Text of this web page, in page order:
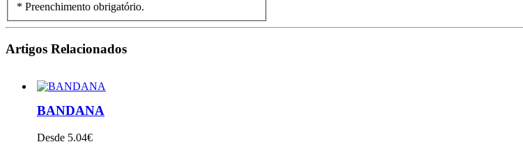
* Preenchimento obrigatório.
Artigos Relacionados
BANDANA
Desde 5.04€